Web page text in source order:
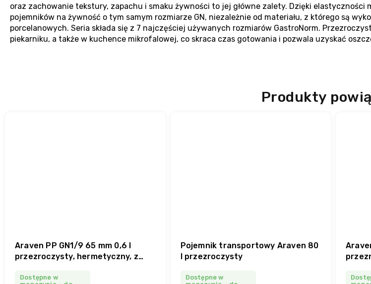
Produkty
Araven PP GN1/9 65 mm 0,6 l
przezroczysty, hermetyczny, z
Dostępne w
Pojemnik transportowy Araven 80
l przezroczysty
Dostępne w
oraz zachowanie tekstury, zapachu i smaku żywności to jej główne zalety. Dzięki
pojemników na żywność o tym samym rozmiarze GN, niezależnie od materiału, z którego są
porcelanowych. Seria składa się z 7 najczęściej używanych rozmiarów GastroNorm.
piekarniku, a także w kuchence mikrofalowej, co skraca czas gotowania i pozwala uzyskać